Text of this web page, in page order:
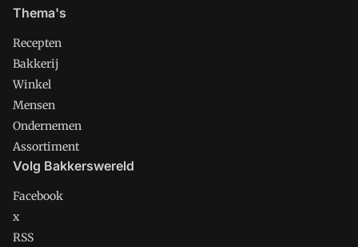
Thema's
Recepten
Bakkerij
Winkel
Mensen
Ondernemen
Assortiment
Volg Bakkerswereld
Facebook
x
RSS